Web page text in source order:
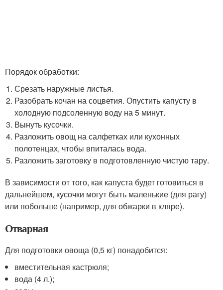
Порядок обработки:
Срезать наружные листья.
Разобрать кочан на соцветия. Опустить капусту в
холодную подсоленную воду на 5 минут.
Вынуть кусочки.
Разложить овощ на салфетках или кухонных
полотенцах, чтобы впиталась вода.
Разложить заготовку в подготовленную чистую тару.
В зависимости от того, как капуста будет готовиться в
дальнейшем, кусочки могут быть маленькие (для рагу)
или побольше (например, для обжарки в кляре).
Отварная
Для подготовки овоща (0,5 кг) понадобится:
вместительная кастрюля;
вода (4 л.);